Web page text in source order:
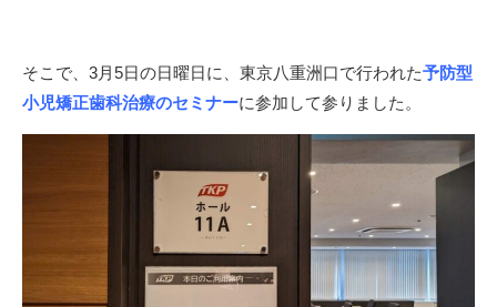
そこで、3月5日の日曜日に、東京八重洲口で行われた予防型
小児矯正歯科治療のセミナーに参加して参りました。